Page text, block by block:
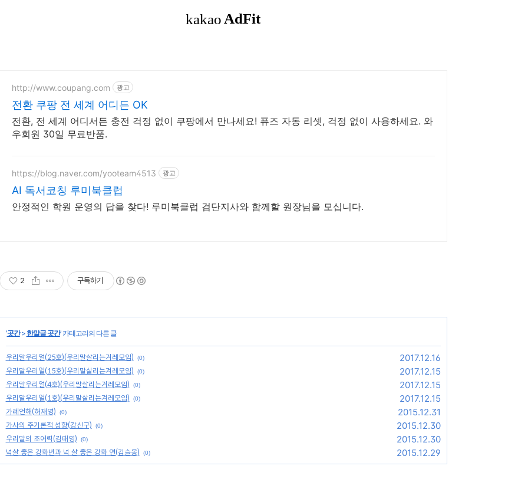
http://www.coupang.com 광고
전환 쿠팡 전 세계 어디든 OK
전환, 전 세계 어디서든 충전 걱정 없이 쿠팡에서 만나세요! 퓨즈 자동 리셋, 걱정 없이 사용하세요. 와
우회원 30일 무료반품.
https://blog.naver.com/yooteam4513 광고
AI 독서코칭 루미북클럽
안정적인 학원 운영의 답을 찾다! 루미북클럽 검단지사와 함께할 원장님을 모십니다.
2 구독하기
'곳간> 한말글 곳간' 카테고리의 다른 글
우리말우리얼(25호)(우리말살리는겨레모임) (0) 2017.12.16
우리말우리얼(15호)(우리말살리는겨레모임) (0) 2017.12.15
우리말우리얼(4호)(우리말살리는겨레모임) (0) 2017.12.15
우리말우리얼(1호)(우리말살리는겨레모임) (0) 2017.12.15
가례언해(허재영) (0) 2015.12.31
가사의 주기론적 성향(강신구) (0) 2015.12.30
우리말의 조어력(김태영) (0) 2015.12.30
넉살 좋은 강화년과 넉 살 좋은 강화 연(김슬옹) (0) 2015.12.29